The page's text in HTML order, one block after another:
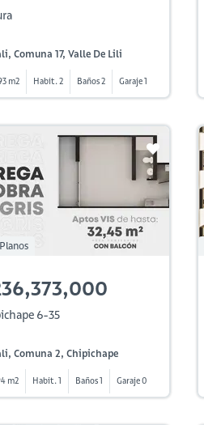
Comuna 17, Valle De Lili
m2 Habit. 2 Baños 2 Garaje 1
6-35
Comuna 2, Chipichape
m2 Habit. 1 Baños 1 Garaje 0